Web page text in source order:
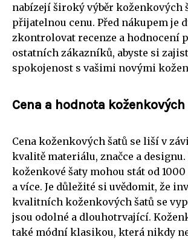
nabízejí široký výběr koženkových
přijatelnou cenu. Před nákupem je
zkontrolovat recenze a hodnocení
ostatních zákazníků, abyste si
spokojenost s vašimi novými
Cena a hodnota
Cena koženkových šatů se liší v
kvalitě materiálu, značce a
koženkové šaty mohou stát od 1000
a více. Je důležité si uvědomit, že
kvalitních koženkových šatů se
jsou odolné a dlouhotrvající.
také módní klasikou, která nikdy